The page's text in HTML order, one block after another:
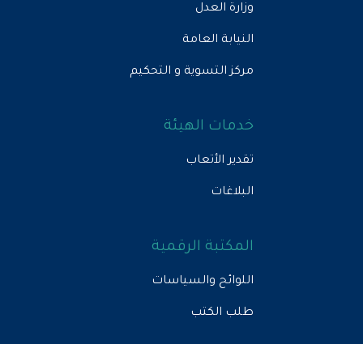
وزارة العدل
النيابة العامة
مركز التسوية و التحكيم
خدمات الهيئة
تقدير الأتعاب
البلاغات
المكتبة الرقمية
اللوائح والسياسات
طلب الكتب